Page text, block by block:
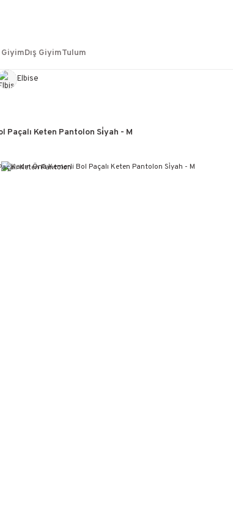
Elbise
Dış GiyimTulum
Paçalı Keten Pantolon Si̇yah - M